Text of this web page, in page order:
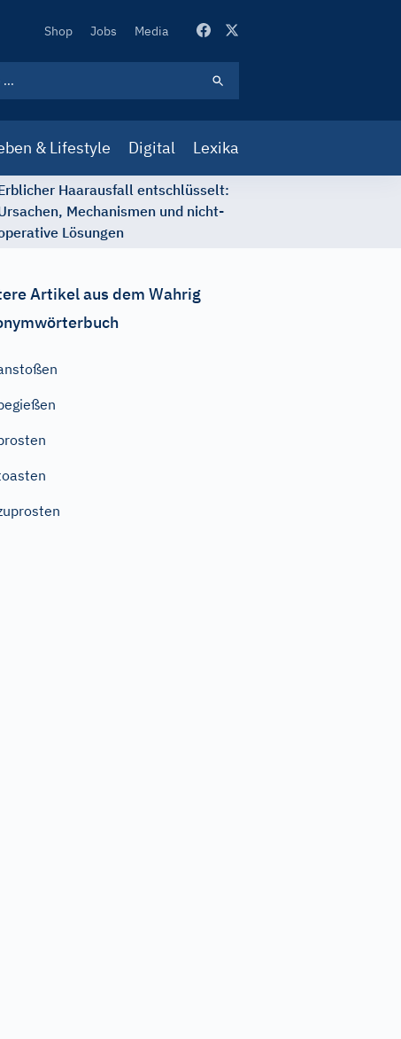
Secondary
Shop Jobs Media
& Lifestyle Digital Lexika
Haarausfall entschlüsselt:
Mechanismen und nicht-
Lösungen
Artikel aus dem Wahrig